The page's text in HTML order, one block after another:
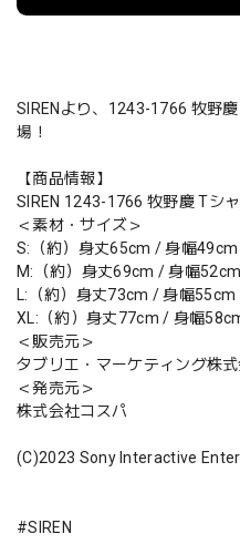
SIRENより、1243-1766 牧野
場！
【商品情報】
SIREN 1243-1766 牧野慶 Tシ
＜素材・サイズ＞
S:（約）身丈65cm / 身幅
M:（約）身丈69cm / 身幅
L:（約）身丈73cm / 身幅
XL:（約）身丈77cm / 身幅
＜販売元＞
タブリエ・マーケティング株
＜発売元＞
株式会社コスパ
(C)2023 Sony Interactive
#SIREN